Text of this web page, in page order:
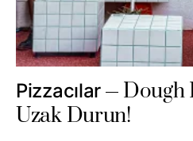
Pizzacılar
Dough
Uzak Durun!